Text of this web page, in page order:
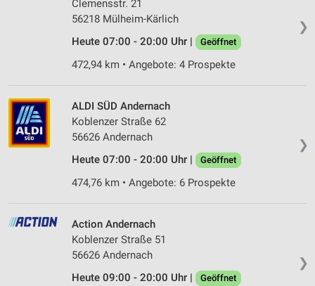
❯
Clemensstr. 21
56218 Mülheim-Kärlich
Heute 07:00 - 20:00 Uhr |
Geöffnet
472,94 km • Angebote: 4 Prospekte
❯
ALDI SÜD Andernach
Koblenzer Straße 62
56626 Andernach
Heute 07:00 - 20:00 Uhr |
Geöffnet
474,76 km • Angebote: 6 Prospekte
❯
Action Andernach
Koblenzer Straße 51
56626 Andernach
Heute 09:00 - 20:00 Uhr |
Geöffnet